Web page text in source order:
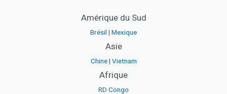
Amérique du Sud
Brésil | Mexique
Asie
Chine| Vietnam
Afrique
RD Congo